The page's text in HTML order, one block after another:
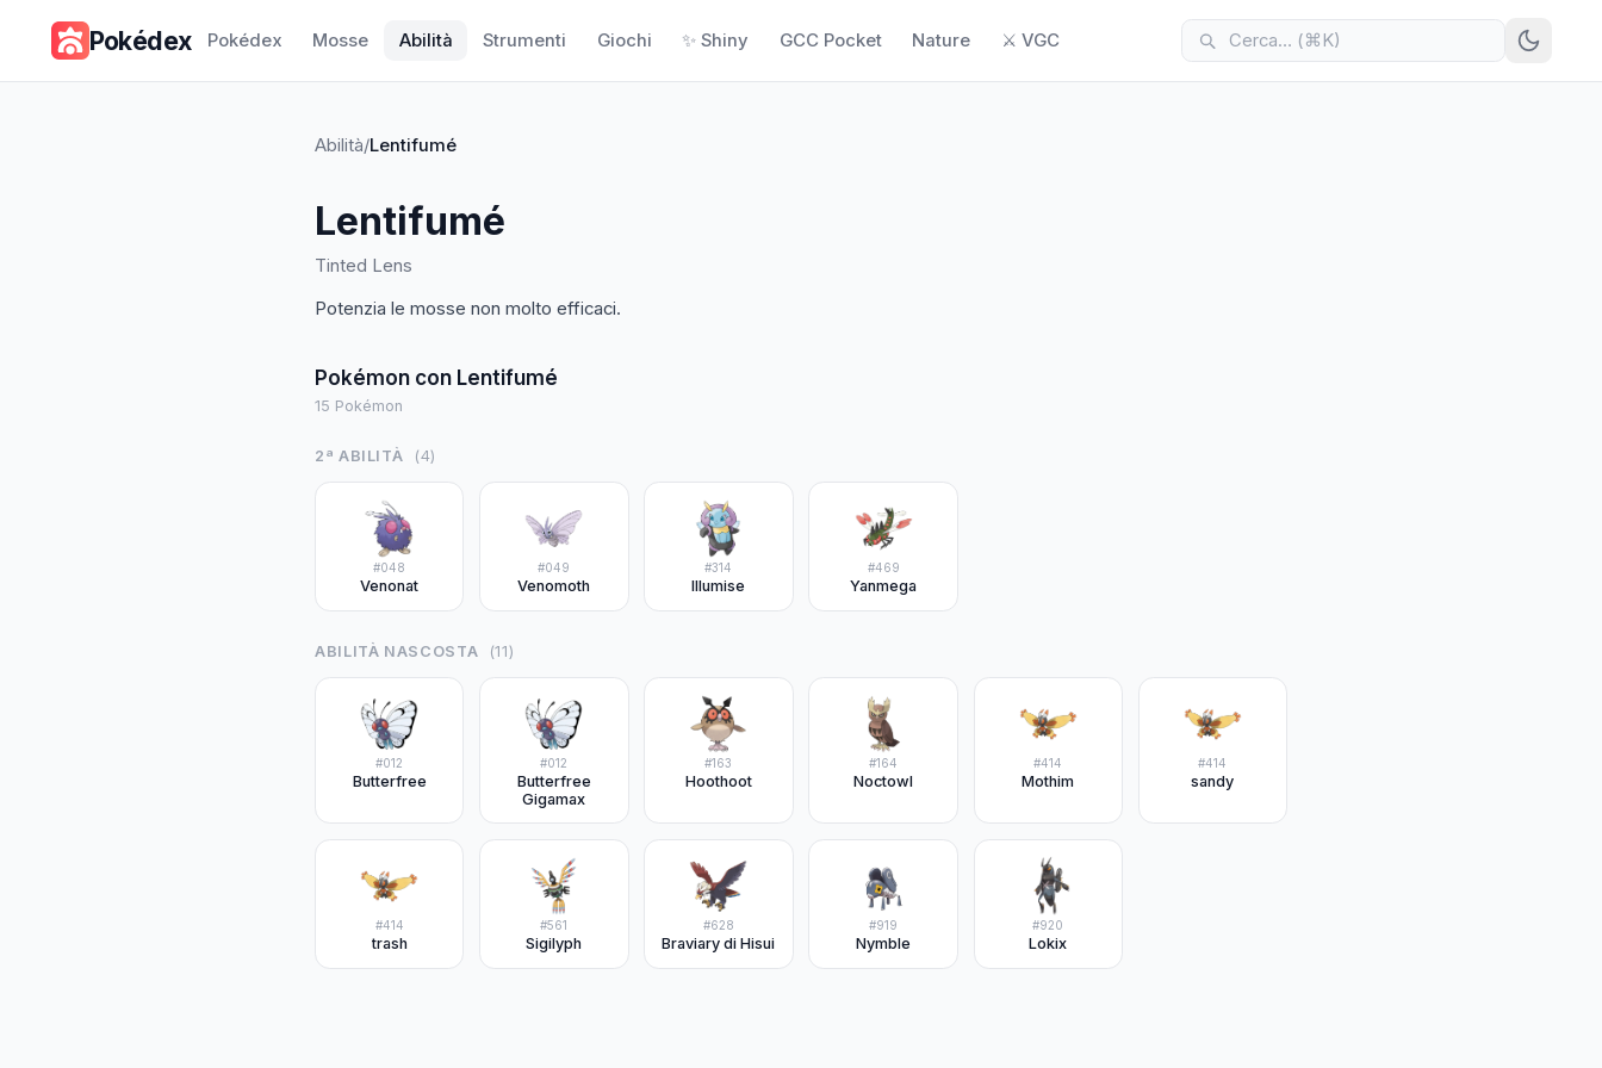
Pokédex Pokédex Mosse Abilità Strumenti Giochi ✨ Shiny GCC Pocket Nature ⚔️ VGC
Abilità/Lentifumé
Lentifumé
Tinted Lens
Potenzia le mosse non molto efficaci.
Pokémon con Lentifumé
15 Pokémon
2ª ABILITÀ (4)
#048
Venonat
#049
Venomoth
#314
Illumise
#469
Yanmega
ABILITÀ NASCOSTA (11)
#012
Butterfree
#012
Butterfree
Gigamax
#163
Hoothoot
#164
Noctowl
#414
Mothim
#414
sandy
#414
trash
#561
Sigilyph
#628
Braviary di Hisui
#919
Nymble
#920
Lokix